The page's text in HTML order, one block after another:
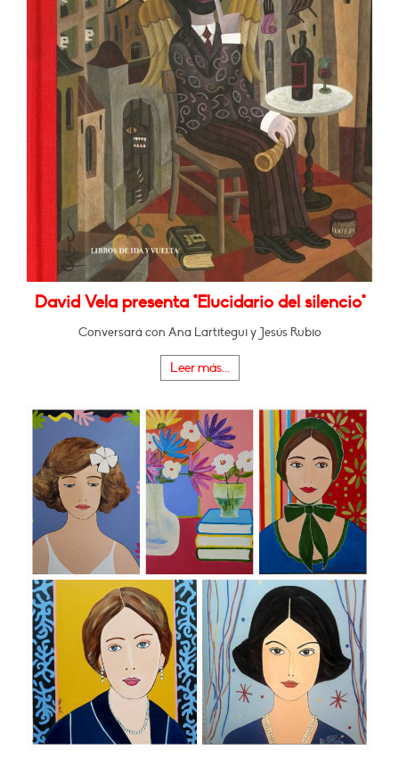
David Vela presenta "Elucidario del silencio"
Conversará con Ana Lartitegui y Jesús Rubio
Leer más...